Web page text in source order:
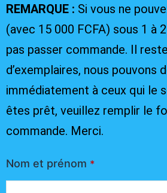
REMARQUE : Si vous ne
(avec 15 000 FCFA) sous 1 à
pas passer commande. Il
d’exemplaires, nous pouvons
immédiatement à ceux qui le
êtes prêt, veuillez remplir le
commande. Merci.
Nom et prénom *